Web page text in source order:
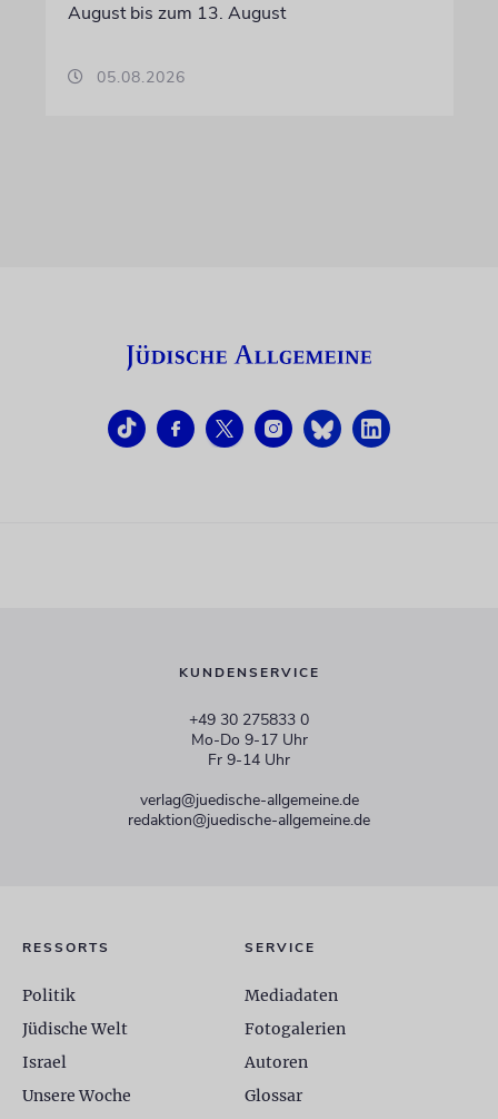
August bis zum 13. August
05.08.2026
KUNDENSERVICE
+49 30 275833 0
Mo-Do 9-17 Uhr
Fr 9-14 Uhr
verlag@juedische-allgemeine.de
redaktion@juedische-allgemeine.de
RESSORTS
Politik
Jüdische Welt
Israel
Unsere Woche
SERVICE
Mediadaten
Fotogalerien
Autoren
Glossar